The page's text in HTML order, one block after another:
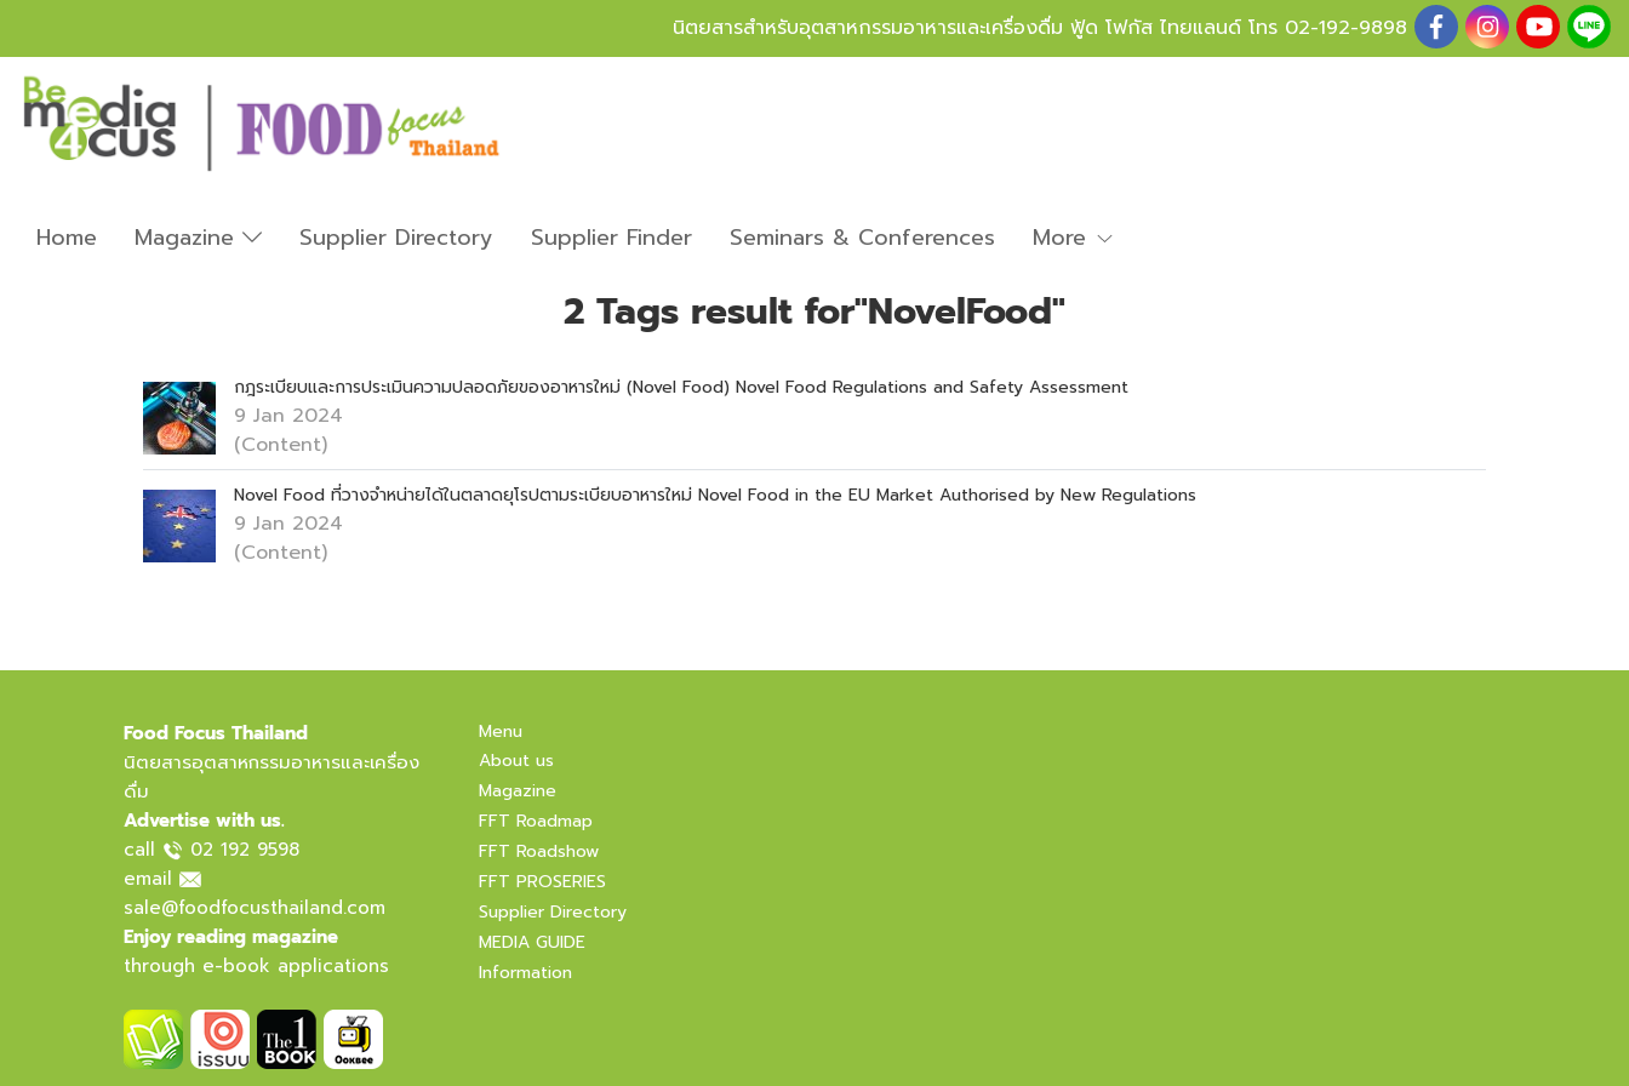
นิตยสารสำหรับอุตสาหกรรมอาหารและเครื่องดื่ม ฟู้ด โฟกัส ไทยแลนด์ โทร 02-192-9898
Home Magazine Supplier Directory Supplier Finder Seminars & Conferences More
2 Tags result for"NovelFood"
กฎระเบียบและการประเมินความปลอดภัยของอาหารใหม่ (Novel Food) Novel Food Regulations and Safety Assessment
9 Jan 2024
(Content)
Novel Food ที่วางจำหน่ายได้ในตลาดยุโรปตามระเบียบอาหารใหม่ Novel Food in the EU Market Authorised by New Regulations
9 Jan 2024
(Content)
Food Focus Thailand
นิตยสารอุตสาหกรรมอาหารและเครื่อง
ดื่ม
Advertise with us.
call
02 192 9598
email
sale@foodfocusthailand.com
Enjoy reading magazine
through e-book applications
Menu
About us
Magazine
FFT Roadmap
FFT Roadshow
FFT PROSERIES
Supplier Directory
MEDIA GUIDE
Information